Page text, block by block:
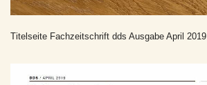
Titelseite Fachzeitschrift dds Ausgabe April 2019